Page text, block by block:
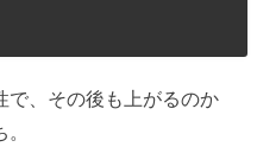
で、その後も上がるのか